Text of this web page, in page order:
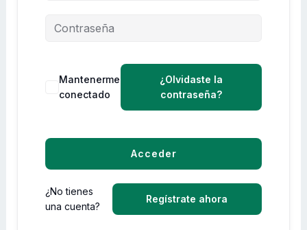
Mantenerme
conectado
¿Olvidaste la
contraseña?
Acceder
¿No tienes
una cuenta?
Regístrate ahora